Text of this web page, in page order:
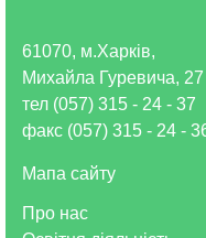
Про нас
61070, м.Харків,
Михайла Гуревича, 27
тел (057) 315 - 24 - 37
факс (057) 315 - 24 -
Мапа сайту